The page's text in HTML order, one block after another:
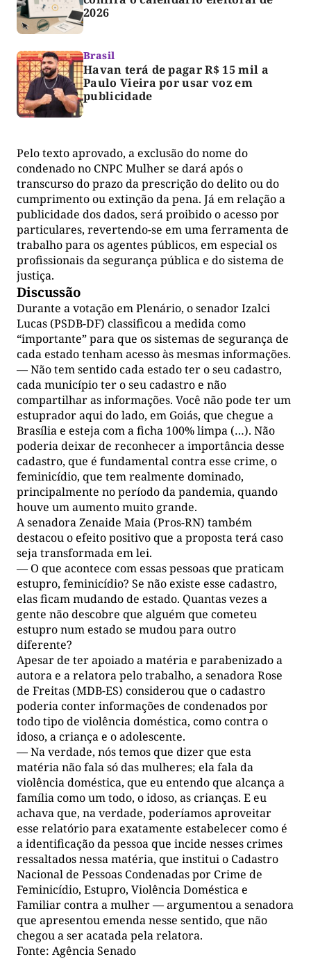
2026
Brasil
Havan terá de pagar R$ 15 mil a
Paulo Vieira por usar voz em
publicidade
Pelo texto aprovado, a exclusão do nome do
condenado no CNPC Mulher se dará após o
transcurso do prazo da prescrição do delito ou do
cumprimento ou extinção da pena. Já em relação a
publicidade dos dados, será proibido o acesso por
particulares, revertendo-se em uma ferramenta de
trabalho para os agentes públicos, em especial os
profissionais da segurança pública e do sistema de
justiça.
Discussão
Durante a votação em Plenário, o senador Izalci
Lucas (PSDB-DF) classificou a medida como
“importante” para que os sistemas de segurança de
cada estado tenham acesso às mesmas informações.
— Não tem sentido cada estado ter o seu cadastro,
cada município ter o seu cadastro e não
compartilhar as informações. Você não pode ter um
estuprador aqui do lado, em Goiás, que chegue a
Brasília e esteja com a ficha 100% limpa (…). Não
poderia deixar de reconhecer a importância desse
cadastro, que é fundamental contra esse crime, o
feminicídio, que tem realmente dominado,
principalmente no período da pandemia, quando
houve um aumento muito grande.
A senadora Zenaide Maia (Pros-RN) também
destacou o efeito positivo que a proposta terá caso
seja transformada em lei.
— O que acontece com essas pessoas que praticam
estupro, feminicídio? Se não existe esse cadastro,
elas ficam mudando de estado. Quantas vezes a
gente não descobre que alguém que cometeu
estupro num estado se mudou para outro
diferente?
Apesar de ter apoiado a matéria e parabenizado a
autora e a relatora pelo trabalho, a senadora Rose
de Freitas (MDB-ES) considerou que o cadastro
poderia conter informações de condenados por
todo tipo de violência doméstica, como contra o
idoso, a criança e o adolescente.
— Na verdade, nós temos que dizer que esta
matéria não fala só das mulheres; ela fala da
violência doméstica, que eu entendo que alcança a
família como um todo, o idoso, as crianças. E eu
achava que, na verdade, poderíamos aproveitar
esse relatório para exatamente estabelecer como é
a identificação da pessoa que incide nesses crimes
ressaltados nessa matéria, que institui o Cadastro
Nacional de Pessoas Condenadas por Crime de
Feminicídio, Estupro, Violência Doméstica e
Familiar contra a mulher — argumentou a senadora
que apresentou emenda nesse sentido, que não
chegou a ser acatada pela relatora.
Fonte: Agência Senado